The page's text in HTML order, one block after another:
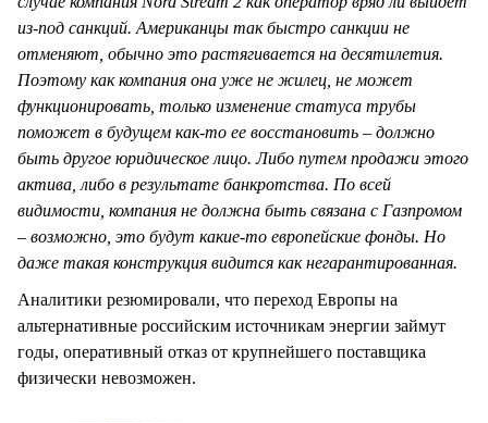
из-под санкций. Американцы так быстро санкции не
отменяют, обычно это растягивается на десятилетия.
Поэтому как компания она уже не жилец, не может
функционировать, только изменение статуса трубы
поможет в будущем как-то ее восстановить – должно
быть другое юридическое лицо. Либо путем продажи этого
актива, либо в результате банкротства. По всей
видимости, компания не должна быть связана с Газпромом
– возможно, это будут какие-то европейские фонды. Но
даже такая конструкция видится как негарантированная.
Аналитики резюмировали, что переход Европы на
альтернативные российским источникам энергии займут
годы, оперативный отказ от крупнейшего поставщика
физически невозможен.